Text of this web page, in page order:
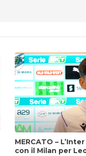
MERCATO –
con il Milan per